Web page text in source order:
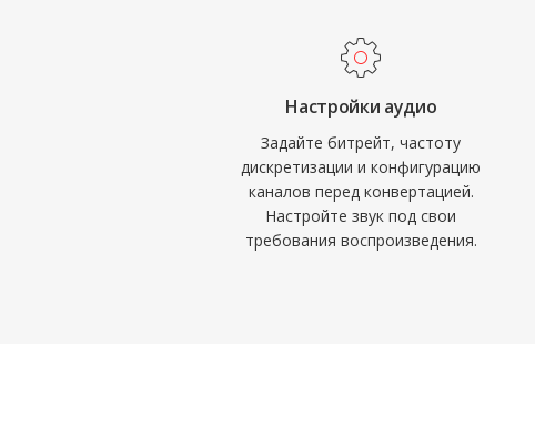
Настройки аудио
Задайте битрейт, частоту
дискретизации и конфигурацию
каналов перед конвертацией.
Настройте звук под свои
требования воспроизведения.